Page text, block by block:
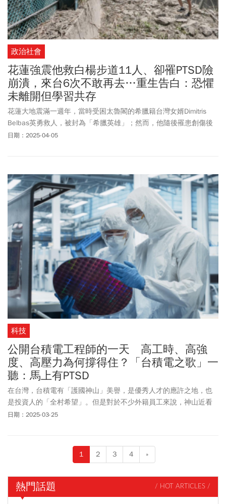
政治社會
花蓮強震他救白楊步道11人、卻罹PTSD險
崩潰，來台6次不敢再去…重生告白：恐懼
未離開但學習共存
花蓮大地震滿一週年，當時受困太魯閣的希臘籍台灣女婿Dimitris
Belbas英勇救人，被封為「希臘英雄」；然而，他隨後罹患創傷後
壓力症候群，直到最近才逐漸走出陰影，也希望回花蓮協助重建。
6度訪台，卻始終未踏足花蓮。
日期：2025-04-05
科技
公開台積電工程師的一天 高工時、高強
度、高壓力為何撐得住？「台積電之歌」一
聽：馬上有PTSD
在台灣，台積電有「護國神山」美譽，是優秀人才的應許之地，也
是投資人的「全村希望」。但是對於不少外籍員工來說，神山近看
卻是魔山，為什麼？
日期：2025-03-25
1 2 3 4 »
熱門話題 / HOT ARTICLES /